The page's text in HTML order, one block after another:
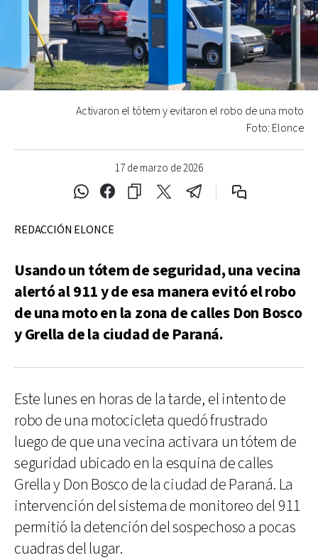
17 de marzo de 2026
Activaron el tótem y evitaron el robo de una moto
Foto: Elonce
REDACCIÓN ELONCE
Usando un tótem de seguridad, una vecina
alertó al 911 y de esa manera evitó el robo
de una moto en la zona de calles Don Bosco
y Grella de la ciudad de Paraná.
Este lunes en horas de la tarde, el intento de
robo de una motocicleta quedó frustrado
luego de que una vecina activara un tótem de
seguridad ubicado en la esquina de calles
Grella y Don Bosco de la ciudad de Paraná. La
intervención del sistema de monitoreo del 911
permitió la detención del sospechoso a pocas
cuadras del lugar.